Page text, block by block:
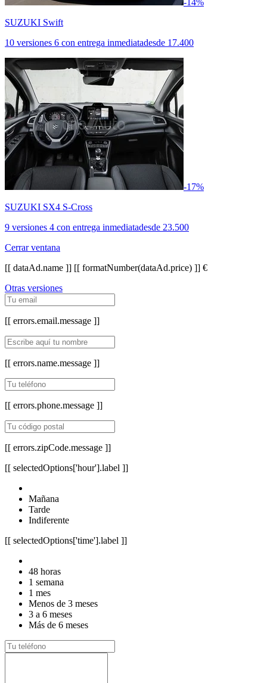
SUZUKI Swift
10 versiones 6 con entrega inmediatadesde 17.400
-17%
SUZUKI SX4 S-Cross
9 versiones 4 con entrega inmediatadesde 23.500
Cerrar ventana
[[ dataAd.name ]] [[ formatNumber(dataAd.price) ]] €
Otras versiones
[[ errors.email.message ]]
[[ errors.name.message ]]
[[ errors.phone.message ]]
[[ errors.zipCode.message ]]
[[ selectedOptions['hour'].label ]]
Mañana
Tarde
Indiferente
[[ selectedOptions['time'].label ]]
48 horas
1 semana
1 mes
Menos de 3 meses
3 a 6 meses
Más de 6 meses